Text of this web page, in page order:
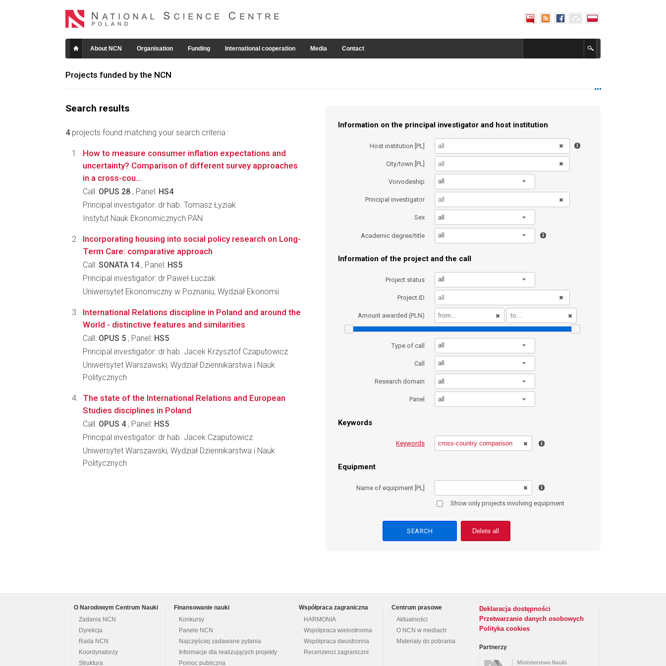
About NCN Organisation Funding International cooperation Media Contact
Projects funded by the NCN
Search results
4projects found matching your search criteria :
Information on the principal investigator and host institution
Host institution [PL]
City/town [PL]
Voivodeship all
Principal investigator
Sex all
Academic degree/title all
Information of the project and the call
Project status all
Project ID
Amount awarded (PLN)
Type of call all
Call all
Research domain all
Panel all
Keywords
Keywords
Equipment
Name of equipment [PL]
Show only projects involving equipment
Delete all
How to measure consumer inflation expectations and
uncertainty? Comparison of different survey approaches
in a cross-cou...
Call: OPUS 28 , Panel: HS4
Principal investigator: dr hab. Tomasz Łyziak
Instytut Nauk Ekonomicznych PAN
Incorporating housing into social policy research on Long-
Term Care: comparative approach
Call: SONATA 14, Panel: HS5
Principal investigator: dr Paweł Łuczak
Uniwersytet Ekonomiczny w Poznaniu, Wydział Ekonomii
International Relations discipline in Poland and around the
World - distinctive features and similarities
Call: OPUS 5 , Panel: HS5
Principal investigator: dr hab. Jacek Krzysztof Czaputowicz
Uniwersytet Warszawski, Wydział Dziennikarstwa i Nauk
Politycznych
The state of the International Relations and European
Studies disciplines in Poland
Call: OPUS 4, Panel: HS5
Principal investigator: dr hab. Jacek Czaputowicz
Uniwersytet Warszawski, Wydział Dziennikarstwa i Nauk
Politycznych
O Narodowym Centrum Nauki
Zadania NCN
Dyrekcja
Rada NCN
Koordynatorzy
Struktura
Finansowanie nauki
Konkursy
Panele NCN
Najczęściej zadawane pytania
Informacje dla realizujących projekty
Pomoc publiczna
Współpraca zagraniczna
HARMONIA
Współpraca wielostronna
Współpraca dwustronna
Recenzenci zagraniczni
Centrum prasowe
Aktualności
O NCN w mediach
Materiały do pobrania
Deklaracja dostępności
Przetwarzanie danych osobowych
Polityka cookies
Partnerzy